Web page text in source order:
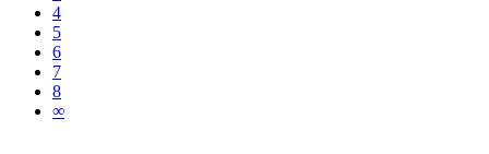
4
5
6
7
8
∞